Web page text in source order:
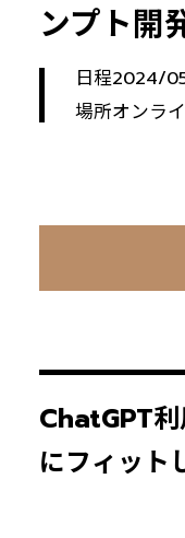
ンプト開
日程2024/
場所オンラ
ChatGPT
にフィット